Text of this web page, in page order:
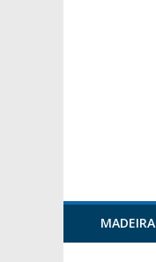
MADEIRA